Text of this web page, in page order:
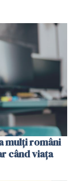
mulți români
când viața